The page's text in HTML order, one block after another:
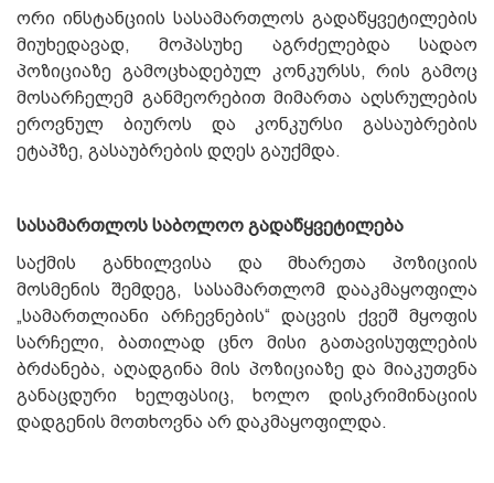
ორი ინსტანციის სასამართლოს გადაწყვეტილების
მიუხედავად, მოპასუხე აგრძელებდა სადაო
პოზიციაზე გამოცხადებულ კონკურსს, რის გამოც
მოსარჩელემ განმეორებით მიმართა აღსრულების
ეროვნულ ბიუროს და კონკურსი გასაუბრების
ეტაპზე, გასაუბრების დღეს გაუქმდა.
სასამართლოს საბოლოო გადაწყვეტილება
საქმის განხილვისა და მხარეთა პოზიციის
მოსმენის შემდეგ, სასამართლომ დააკმაყოფილა
„სამართლიანი არჩევნების“ დაცვის ქვეშ მყოფის
სარჩელი, ბათილად ცნო მისი გათავისუფლების
ბრძანება, აღადგინა მის პოზიციაზე და მიაკუთვნა
განაცდური ხელფასიც, ხოლო დისკრიმინაციის
დადგენის მოთხოვნა არ დაკმაყოფილდა.